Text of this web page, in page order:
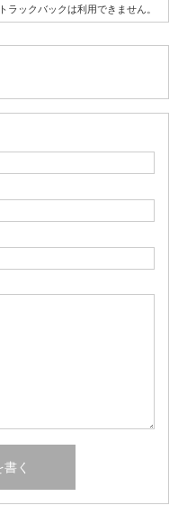
トラックバックは利用できません。